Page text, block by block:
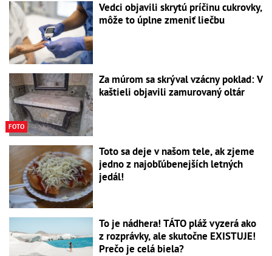
Vedci objavili skrytú príčinu cukrovky,
môže to úplne zmeniť liečbu
FOTO
Za múrom sa skrýval vzácny poklad: V
kaštieli objavili zamurovaný oltár
Toto sa deje v našom tele, ak zjeme
jedno z najobľúbenejších letných
jedál!
To je nádhera! TÁTO pláž vyzerá ako
z rozprávky, ale skutočne EXISTUJE!
Prečo je celá biela?